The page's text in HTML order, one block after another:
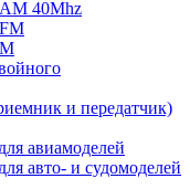
40Mhz
и передатчик)
авиамоделей
авто- и судомоделей